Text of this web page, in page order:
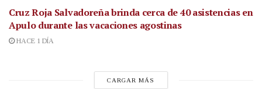
Cruz Roja Salvadoreña brinda cerca de 40 asistencias en
Apulo durante las vacaciones agostinas
HACE 1 DÍA
CARGAR MÁS